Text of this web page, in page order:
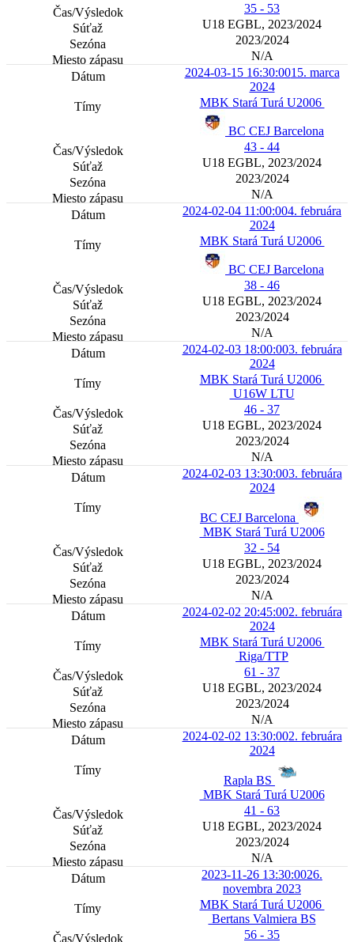
35 - 53
U18 EGBL, 2023/2024
2023/2024
N/A
2024-03-15 16:30:0015. marca
2024
MBK Stará Turá U2006
BC CEJ Barcelona
43 - 44
U18 EGBL, 2023/2024
2023/2024
N/A
2024-02-04 11:00:004. februára
2024
MBK Stará Turá U2006
BC CEJ Barcelona
38 - 46
U18 EGBL, 2023/2024
2023/2024
N/A
2024-02-03 18:00:003. februára
2024
MBK Stará Turá U2006
U16W LTU
46 - 37
U18 EGBL, 2023/2024
2023/2024
N/A
2024-02-03 13:30:003. februára
2024
BC CEJ Barcelona
MBK Stará Turá U2006
32 - 54
U18 EGBL, 2023/2024
2023/2024
N/A
2024-02-02 20:45:002. februára
2024
MBK Stará Turá U2006
Riga/TTP
61 - 37
U18 EGBL, 2023/2024
2023/2024
N/A
2024-02-02 13:30:002. februára
2024
Rapla BS
MBK Stará Turá U2006
41 - 63
U18 EGBL, 2023/2024
2023/2024
N/A
2023-11-26 13:30:0026.
novembra 2023
MBK Stará Turá U2006
Bertans Valmiera BS
56 - 35